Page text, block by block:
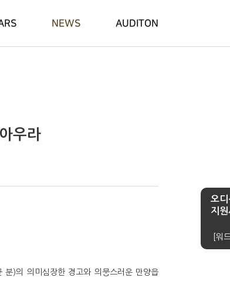
오디
지원
[워
NEWS AUDITON
우라
분)의 의미심장한 경고와 의뭉스러운 만양읍